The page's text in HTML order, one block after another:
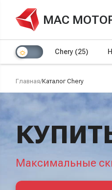
МАС
Chery (25)
Главная/Каталог Chery
Максимальные